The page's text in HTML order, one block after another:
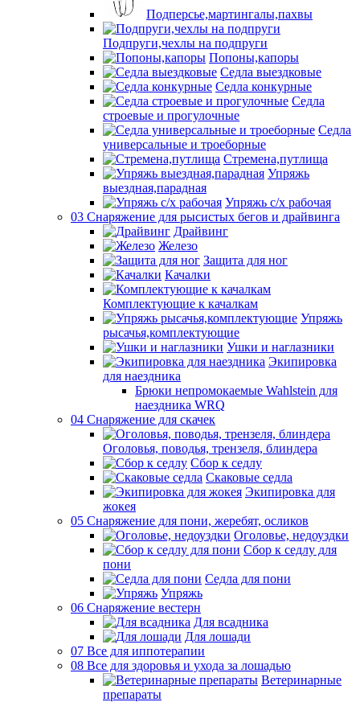
Подперсье,мартингалы,пахвы
Подпруги,чехлы на подпруги
Попоны,капоры
Седла выездковые
Седла конкурные
Седла
строевые и прогулочные
Седла
универсальные и троеборные
Стремена,путлища
Упряжь
выездная,парадная
Упряжь с/х рабочая
03 Снаряжение для рысистых бегов и драйвинга
Драйвинг
Железо
Защита для ног
Качалки
Комплектующие к качалкам
Упряжь
рысачья,комплектующие
Ушки и наглазники
Экипировка
для наездника
Брюки непромокаемые Wahlstein для
наездника WRQ
04 Снаряжение для скачек
Оголовья, поводья, трензеля, блиндера
Сбор к седлу
Скаковые седла
Экипировка для
жокея
05 Снаряжение для пони, жеребят, осликов
Оголовье, недоуздки
Сбор к седлу для
пони
Седла для пони
Упряжь
06 Снаряжение вестерн
Для всадника
Для лошади
07 Все для иппотерапии
08 Все для здоровья и ухода за лошадью
Ветеринарные
препараты